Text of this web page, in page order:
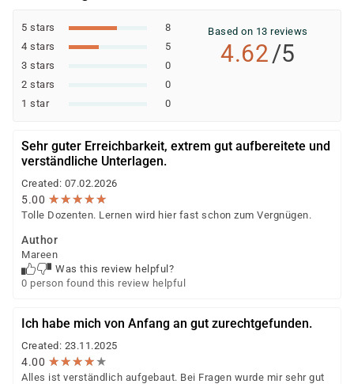
Agentur für Arbeit (Bildungsgutschein nach SGB II
oder SGB III)
Jobcenter (können eine Förderung empfehlen
bzw. veranlassen; die Ausstellung des
Bildungsgutscheins erfolgt durch die Agentur für
Arbeit)
Europäischer Sozialfonds (ESF)
Ob eine Förderung oder Kostenübernahme möglich ist,
entscheidet der jeweilige Kostenträger nach einer
individuellen Prüfung Ihrer persönlichen
Voraussetzungen und Förderfähigkeit.
5 stars
8
4 stars
5
3 stars
0
2 stars
0
1 star
0
Based on 13 reviews
4.62/5
Sehr guter Erreichbarkeit, extrem gut aufbereitete und
verständliche Unterlagen.
Created: 07.02.2026
5.00 ★★★★★
★★★★★
Tolle Dozenten. Lernen wird hier fast schon zum Vergnügen.
Author
Mareen
Was this review helpful?
0 person found this review helpful
Ich habe mich von Anfang an gut zurechtgefunden.
Created: 23.11.2025
4.00 ★★★★★
★★★★★
Alles ist verständlich aufgebaut. Bei Fragen wurde mir sehr gut